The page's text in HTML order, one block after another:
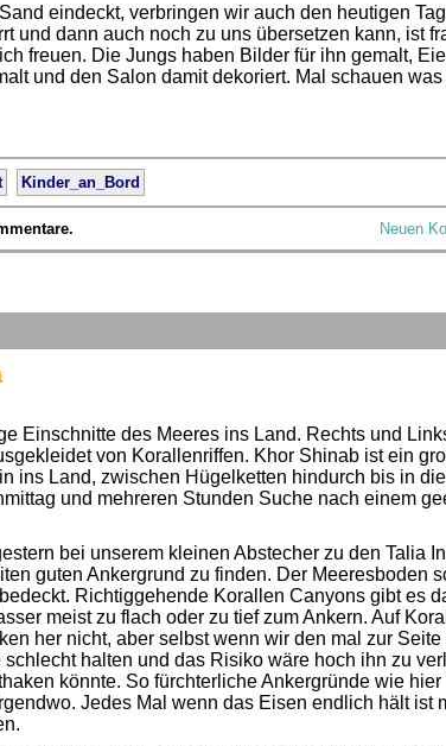
eindeckt, verbringen wir auch den heutigen
und dann auch noch zu uns übersetzen kann, ist
freuen. Die Jungs haben Bilder für ihn gemalt,
und den Salon damit dekoriert. Mal schauen
Kinder_an_Bord
Neuen
Einschnitte des Meeres ins Land. Rechts und
von Korallenriffen. Khor Shinab ist ein
ins Land, zwischen Hügelketten hindurch bis in
und mehreren Stunden Suche nach einem
bei unserem kleinen Abstecher zu den Talia
guten Ankergrund zu finden. Der Meeresboden
Richtiggehende Korallen Canyons gibt es
meist zu flach oder zu tief zum Ankern. Auf
her nicht, aber selbst wenn wir den mal zur Seite
halten und das Risiko wäre hoch ihn zu
könnte. So fürchterliche Ankergründe wie hier
Jedes Mal wenn das Eisen endlich hält ist